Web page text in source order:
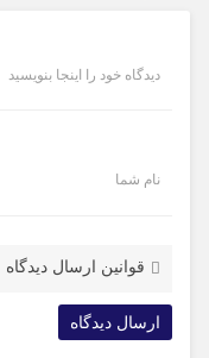
دیدگاه خود را اینجا بنویسید
نام شما
قوانین ارسال دیدگاه